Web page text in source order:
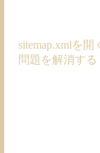
sitemap.xmlを
問題を解消する